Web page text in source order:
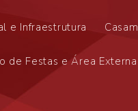
e Infraestrutura
de Festas e Área Externa